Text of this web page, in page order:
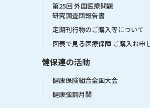
第25回 外国医療問題
研究調査団報告書
定期刊行物のご購入等について
図表で見る医療保障 ご購入お申
健保連の活動
健康保険組合全国大会
健康強調月間